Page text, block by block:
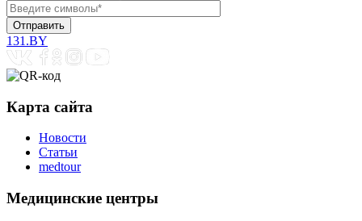
131.BY
Карта сайта
Новости
Статьи
medtour
Медицинские центры